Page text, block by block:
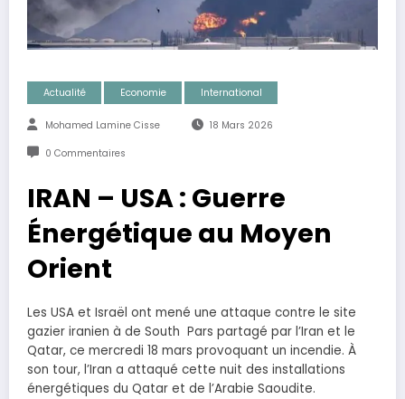
Actualité Economie International
Mohamed Lamine Cisse 18 Mars 2026
0 Commentaires
IRAN – USA : Guerre
Énergétique au Moyen
Orient
Les USA et Israël ont mené une attaque contre le site
gazier iranien à de South Pars partagé par l’Iran et le
Qatar, ce mercredi 18 mars provoquant un incendie. À
son tour, l’Iran a attaqué cette nuit des installations
énergétiques du Qatar et de l’Arabie Saoudite.